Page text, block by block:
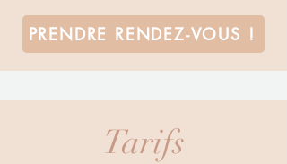
PRENDRE RENDEZ-VOUS !
Tarifs